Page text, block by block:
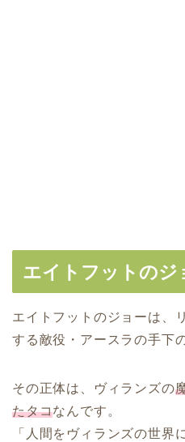
エイトフットのジ
エイトフットのジョーは、
する敵役・アースラの手下
その正体は、ヴィランズの
たタコなんです。
「人間をヴィランズの世界